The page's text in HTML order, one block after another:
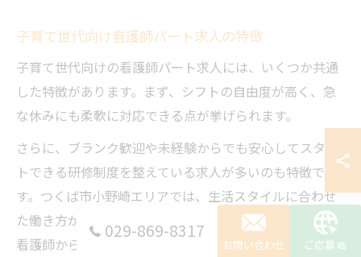
子育て世代向け看護師パート求人の特徴
子育て世代向けの看護師パート求人には、いくつか共通
した特徴があります。まず、シフトの自由度が高く、急
な休みにも柔軟に対応できる点が挙げられます。
さらに、ブランク歓迎や未経験からでも安心してスター
トできる研修制度を整えている求人が多いのも特徴で
す。つくば市小野崎エリアでは、生活スタイルに合わせ
た働き方が選べる求人が増加傾向にあり、子育て世代の
看護師から高い支持を得ています。
029-869-8317
お問い合わせ ご応募